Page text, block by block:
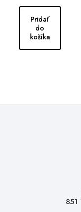
Pridať
do
košíka
851